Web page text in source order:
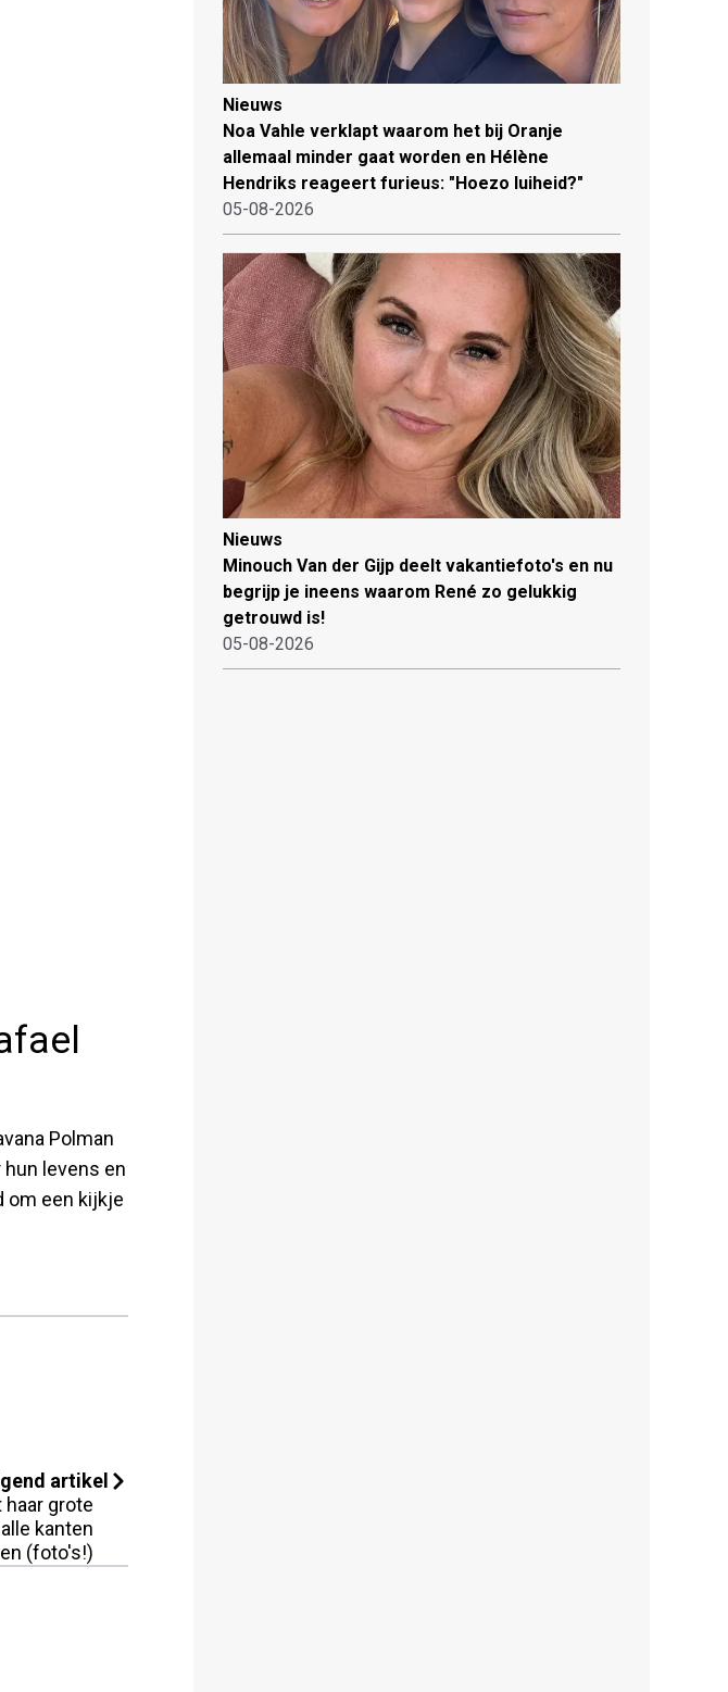
Polman
levens en
om een kijkje
artikel
haar grote
kanten
(foto's!)
Nieuws
Noa Vahle verklapt waarom het bij Oranje
allemaal minder gaat worden en Hélène
Hendriks reageert furieus: "Hoezo luiheid?"
05-08-2026
Nieuws
Minouch Van der Gijp deelt vakantiefoto's en nu
begrijp je ineens waarom René zo gelukkig
getrouwd is!
05-08-2026